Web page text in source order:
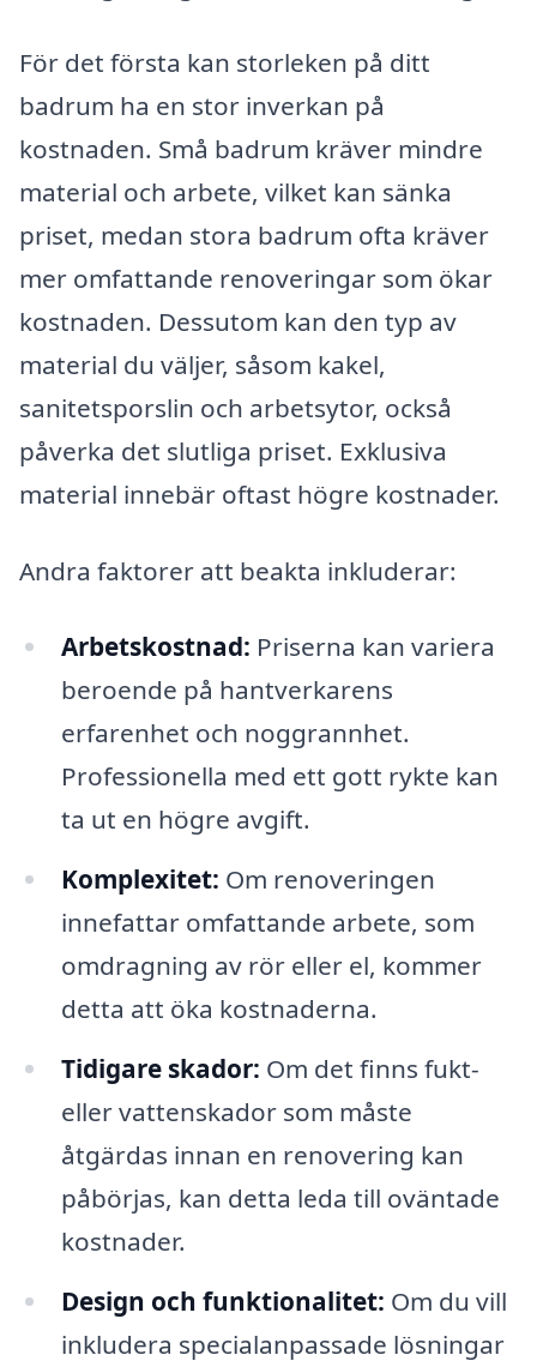
För det första kan storleken på ditt
badrum ha en stor inverkan på
kostnaden. Små badrum kräver mindre
material och arbete, vilket kan sänka
priset, medan stora badrum ofta kräver
mer omfattande renoveringar som ökar
kostnaden. Dessutom kan den typ av
material du väljer, såsom kakel,
sanitetsporslin och arbetsytor, också
påverka det slutliga priset. Exklusiva
material innebär oftast högre kostnader.
Andra faktorer att beakta inkluderar:
Arbetskostnad: Priserna kan variera
beroende på hantverkarens
erfarenhet och noggrannhet.
Professionella med ett gott rykte kan
ta ut en högre avgift.
Komplexitet: Om renoveringen
innefattar omfattande arbete, som
omdragning av rör eller el, kommer
detta att öka kostnaderna.
Tidigare skador: Om det finns fukt-
eller vattenskador som måste
åtgärdas innan en renovering kan
påbörjas, kan detta leda till oväntade
kostnader.
Design och funktionalitet: Om du vill
inkludera specialanpassade lösningar